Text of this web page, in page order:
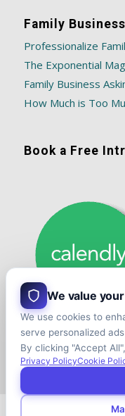
Family
Professionalize
The Exponential
Family Business
How Much is Too
Book a Free
We value
We use cookies to
serve personalized
By clicking "Accept
Privacy PolicyCookie